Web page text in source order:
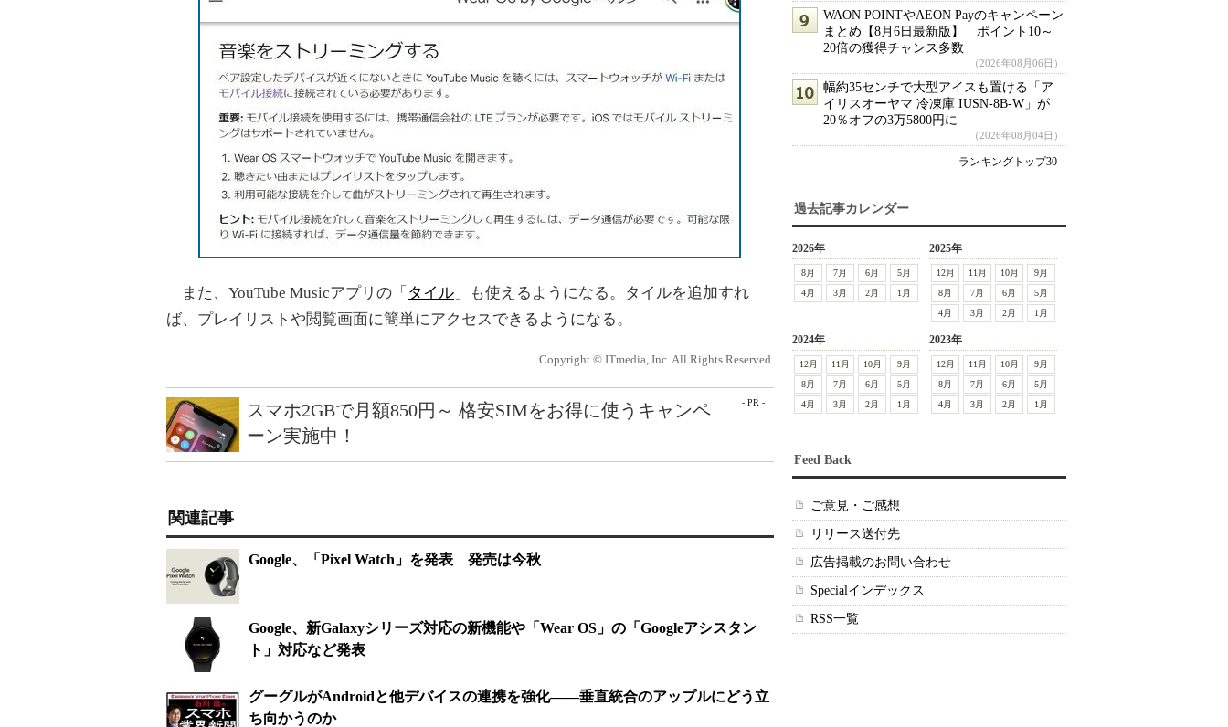
また、YouTube Musicアプリの「 タイル 」も使えるようになる。タイルを追加すれ
ば、プレイリストや閲覧画面に簡単にアクセスできるようになる。
Copyright © ITmedia, Inc. All Rights Reserved.
- PR -
スマホ2GBで月額850円～ 格安SIMをお得に使うキャンペ
ーン実施中！
関連記事
Google、「Pixel Watch」を発表 発売は今秋
Google、新Galaxyシリーズ対応の新機能や「Wear OS」の「Googleアシスタン
ト」対応など発表
グーグルがAndroidと他デバイスの連携を強化――垂直統合のアップルにどう立
ち向かうのか
WAON POINTやAEON Payのキャンペーン
まとめ【8月6日最新版】 ポイント10～
20倍の獲得チャンス多数
（2026年08月06日）
幅約35センチで大型アイスも置ける「ア
イリスオーヤマ 冷凍庫 IUSN-8B-W」が
20％オフの3万5800円に
（2026年08月04日）
ランキングトップ30
過去記事カレンダー
2026年
8月 7月 6月
5月
4月
3月 2月 1月
2025年
12月 11月 10月
9月
8月
7月 6月
5月
4月
3月 2月 1月
2024年
12月 11月 10月
9月
8月
7月 6月
5月
4月
3月 2月 1月
2023年
12月 11月 10月
9月
8月
7月 6月
5月
4月
3月 2月 1月
Feed Back
ご意見・ご感想
リリース送付先
広告掲載のお問い合わせ
Specialインデックス
RSS一覧